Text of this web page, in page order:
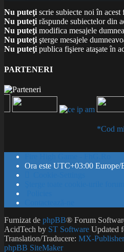
Nu puteţiscrie subiecte noi în acest
Nu puteţirăspunde subiectelor din
Nu puteţimodifica mesajele
Nu puteţişterge mesajele
Nu puteţipublica fişiere ataşate în
PARTENERI
*Cod mini
Ora este UTC+03:00 Europe/
Furnizat de phpBB® Forum
AcidTech by ST Software Updated
Translation/Traducere: MX-
phpBB SiteMaker